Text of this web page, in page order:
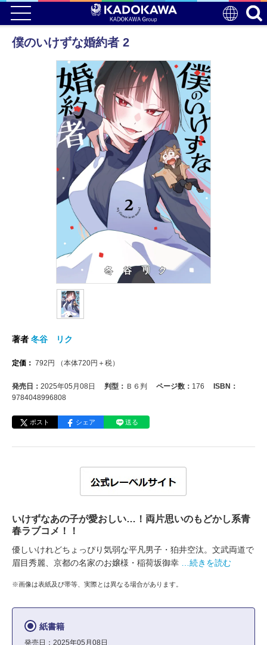
僕のいけずな婚約者 2
著者 冬谷 リク
定価： 792 円 （本体720円＋税）
発売日： 2025年05月08日 判型： Ｂ６判 ページ数： 176
ISBN：
9784048996808
ポスト シェア 送る
いけずなあの子が愛おしい…！両片思いのもどかし系青
春ラブコメ！！
優しいけれどちょっぴり気弱な平凡男子・狛井空汰。文武両道で
眉目秀麗、京都の名家のお嬢様・稲荷坂御幸
…続きを読む
※画像は表紙及び帯等、実際とは異なる場合があります。
紙書籍
発売日：2025年05月08日